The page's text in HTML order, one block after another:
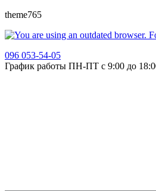
theme765
096 053-54-05
График работы ПН-ПТ с 9:00 до